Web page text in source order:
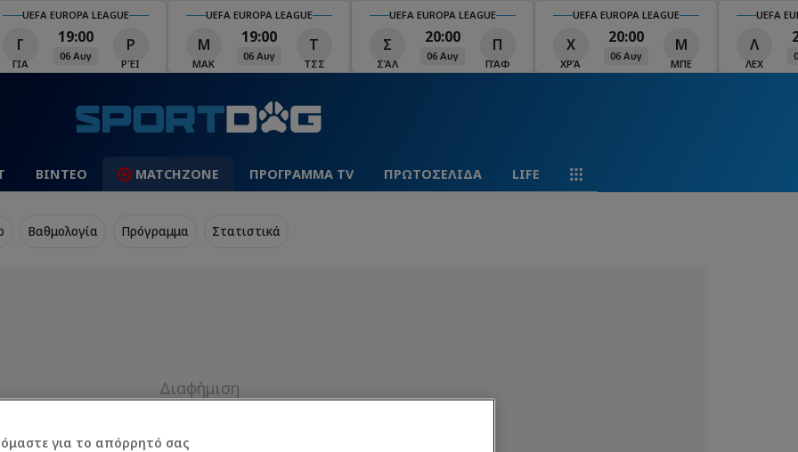
UEFA EUROPA LEAGUE
Γ
ΓΙΑ
19:00
06 Αυγ
Ρ
ΡΈΙ
UEFA EUROPA LEAGUE
Μ
ΜΑΚ
19:00
06 Αυγ
Τ
ΤΣΣ
UEFA EUROPA LEAGUE
Σ
ΣΆΛ
20:00
06 Αυγ
Π
ΠΆΦ
UEFA EUROPA LEAGUE
Χ
ΧΡΆ
20:00
06 Αυγ
Μ
ΜΠΕ
UEFA
Λ
ΛΕΧ
ΒΙΝΤΕΟ MATCHZONE ΠΡΟΓΡΑΜΜΑ TV ΠΡΩΤΟΣΕΛΙΔΑ LIFE
Βαθμολογία Πρόγραμμα Στατιστικά
για το απόρρητό σας